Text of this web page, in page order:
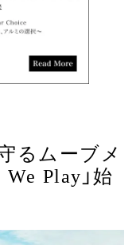
るムーブメ
Play」始